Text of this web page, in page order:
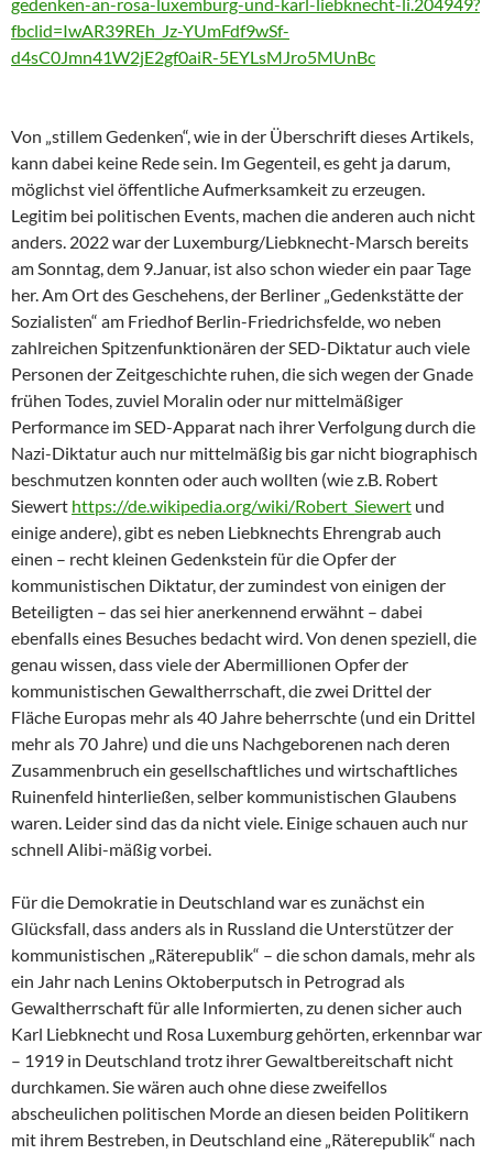
fbclid=IwAR39REh_Jz-YUmFdf9wSf-
d4sC0Jmn41W2jE2gf0aiR-5EYLsMJro5MUnBc
Von „stillem Gedenken“, wie in der Überschrift dieses Artikels,
kann dabei keine Rede sein. Im Gegenteil, es geht ja darum,
möglichst viel öffentliche Aufmerksamkeit zu erzeugen.
Legitim bei politischen Events, machen die anderen auch nicht
anders. 2022 war der Luxemburg/Liebknecht-Marsch bereits
am Sonntag, dem 9.Januar, ist also schon wieder ein paar Tage
her. Am Ort des Geschehens, der Berliner „Gedenkstätte der
Sozialisten“ am Friedhof Berlin-Friedrichsfelde, wo neben
zahlreichen Spitzenfunktionären der SED-Diktatur auch viele
Personen der Zeitgeschichte ruhen, die sich wegen der Gnade
frühen Todes, zuviel Moralin oder nur mittelmäßiger
Performance im SED-Apparat nach ihrer Verfolgung durch die
Nazi-Diktatur auch nur mittelmäßig bis gar nicht biographisch
beschmutzen konnten oder auch wollten (wie z.B. Robert
Siewert https://de.wikipedia.org/wiki/Robert_Siewert und
einige andere), gibt es neben Liebknechts Ehrengrab auch
einen – recht kleinen Gedenkstein für die Opfer der
kommunistischen Diktatur, der zumindest von einigen der
Beteiligten – das sei hier anerkennend erwähnt – dabei
ebenfalls eines Besuches bedacht wird. Von denen speziell, die
genau wissen, dass viele der Abermillionen Opfer der
kommunistischen Gewaltherrschaft, die zwei Drittel der
Fläche Europas mehr als 40 Jahre beherrschte (und ein Drittel
mehr als 70 Jahre) und die uns Nachgeborenen nach deren
Zusammenbruch ein gesellschaftliches und wirtschaftliches
Ruinenfeld hinterließen, selber kommunistischen Glaubens
waren. Leider sind das da nicht viele. Einige schauen auch nur
schnell Alibi-mäßig vorbei.
Für die Demokratie in Deutschland war es zunächst ein
Glücksfall, dass anders als in Russland die Unterstützer der
kommunistischen „Räterepublik“ – die schon damals, mehr als
ein Jahr nach Lenins Oktoberputsch in Petrograd als
Gewaltherrschaft für alle Informierten, zu denen sicher auch
Karl Liebknecht und Rosa Luxemburg gehörten, erkennbar war
– 1919 in Deutschland trotz ihrer Gewaltbereitschaft nicht
durchkamen. Sie wären auch ohne diese zweifellos
abscheulichen politischen Morde an diesen beiden Politikern
mit ihrem Bestreben, in Deutschland eine „Räterepublik“ nach